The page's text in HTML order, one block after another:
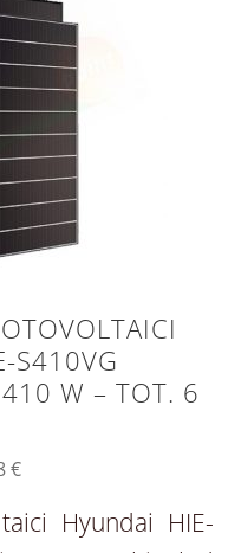
S410VG
W – TOT. 6
€
Hyundai HIE-